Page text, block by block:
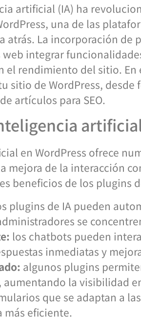
artificial (IA) ha
una de las
atrás. La incorporación
integrar
el rendimiento del sitio.
sitio de WordPress,
artículos para SEO.
en WordPress ofrece
mejora de la interacción
beneficios de los plugins
plugins de IA pueden
se
los chatbots pueden
inmediatas y
algunos plugins
aumentando la visibilidad
que se adaptan a
más eficiente.